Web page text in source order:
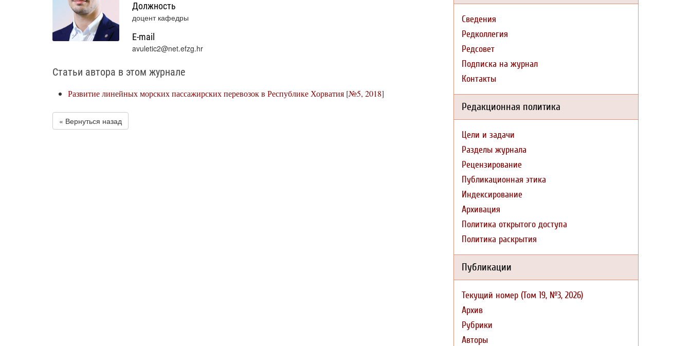
Должность
доцент кафедры
E-mail
avuletic2@net.efzg.hr
Статьи автора в этом журнале
Развитие линейных морских пассажирских перевозок в Республике Хорватия [№5, 2018]
« Вернуться назад
Сведения
Редколлегия
Редсовет
Подписка на журнал
Контакты
Редакционная политика
Цели и задачи
Разделы журнала
Рецензирование
Публикационная этика
Индексирование
Архивация
Политика открытого доступа
Политика раскрытия
Публикации
Текущий номер (Том 19, №3, 2026)
Архив
Рубрики
Авторы